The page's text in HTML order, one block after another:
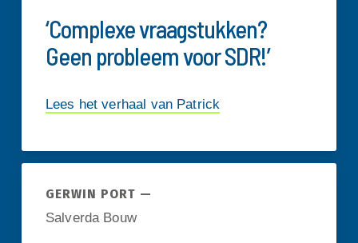
‘Complexe vraagstukken?
Geen probleem voor SDR!’
Lees het verhaal van Patrick
GERWIN PORT —
Salverda Bouw